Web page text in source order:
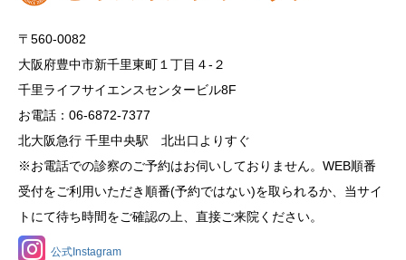
〒560-0082
大阪府豊中市新千里東町１丁目４‐２
千里ライフサイエンスセンタービル8F
お電話：06-6872-7377
北大阪急行 千里中央駅 北出口よりすぐ
※お電話での診察のご予約はお伺いしておりません。WEB順番
受付をご利用いただき順番(予約ではない)を取られるか、当サイ
トにて待ち時間をご確認の上、直接ご来院ください。
公式Instagram